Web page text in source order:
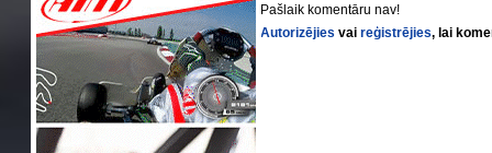
Pašlaik komentāru nav!
Autorizējies vaireģistrējies, lai